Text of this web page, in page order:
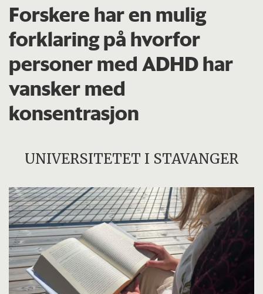
Forskere har en mulig
forklaring på hvorfor
personer med ADHD har
vansker med
konsentrasjon
UNIVERSITETET I STAVANGER